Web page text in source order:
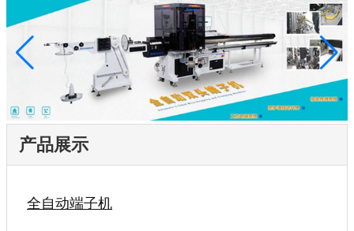
产品展示
全自动端子机